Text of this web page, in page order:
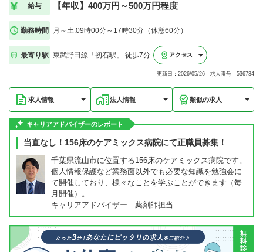
給与 【年収】400万円～500万円程度
勤務時間 月～土:09時00分～17時30分（休憩60分）
最寄り駅 東武野田線「初石駅」 徒歩7分 アクセス
更新日：2026/05/26 求人番号：536734
求人情報 法人情報 類似の求人
キャリアアドバイザーのレポート
当直なし！156床のケアミックス病院にて正職員募集！
千葉県流山市に位置する156床のケアミックス病院です。
個人情報保護など業務面以外でも必要な知識を勉強会に
て開催しており、様々なことを学ぶことができます（毎
月開催）。
キャリアアドバイザー 薬剤師担当